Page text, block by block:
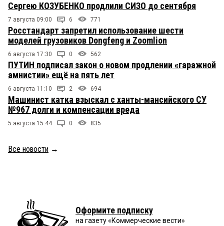
Сергею КОЗУБЕНКО продлили СИЗО до сентября
7 августа 09:00 6 771
Росстандарт запретил использование шести
моделей грузовиков Dongfeng и Zoomlion
6 августа 17:30 0 562
ПУТИН подписал закон о новом продлении «гаражной
амнистии» ещё на пять лет
6 августа 11:10 2 694
Машинист катка взыскал с ханты-мансийского СУ
№967 долги и компенсации вреда
5 августа 15:44 0 835
Все новости →
Оформите подписку
на газету «Коммерческие вести»